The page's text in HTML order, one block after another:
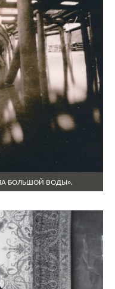
БОЛЬШОЙ ВОДЫ».